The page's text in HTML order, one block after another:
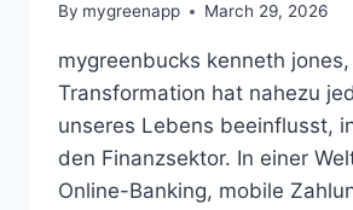
By mygreenapp March 29, 2026
mygreenbucks kenneth
Transformation hat nahezu
unseres Lebens beeinflusst,
den Finanzsektor. In einer
Online-Banking, mobile